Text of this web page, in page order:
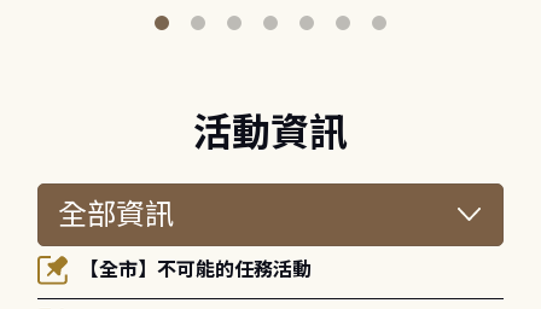
活動資訊
【全市】不可能的任務活動